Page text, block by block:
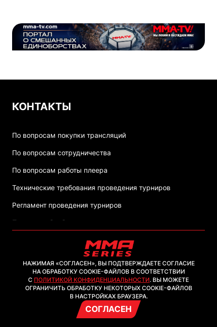
КОНТАКТЫ
По вопросам покупки трансляций
По вопросам сотрудничества
По вопросам работы плеера
Технические требования проведения турниров
Регламент проведения турниров
Политика обработки персональных данных
2026, ООО "ММА-ТВ.КОМ"
НАЖИМАЯ «СОГЛАСЕН», ВЫ ПОДТВЕРЖДАЕТЕ СОГЛАСИЕ
НА ОБРАБОТКУ COOKIE-ФАЙЛОВ В СООТВЕТСТВИИ
С ПОЛИТИКОЙ КОНФИДЕНЦИАЛЬНОСТИ. ВЫ МОЖЕТЕ
ОГРАНИЧИТЬ ОБРАБОТКУ НЕКОТОРЫХ COOKIE-ФАЙЛОВ
В НАСТРОЙКАХ БРАУЗЕРА.
СОГЛАСЕН